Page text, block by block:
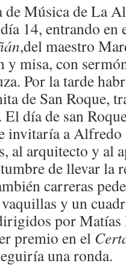
de La
14, entrando en
,del maestro
y misa, con
Por la tarde
de San Roque,
día de san
invitaría a
al arquitecto y al
de llevar la
carreras
y un
por Matías
premio en el
una ronda.